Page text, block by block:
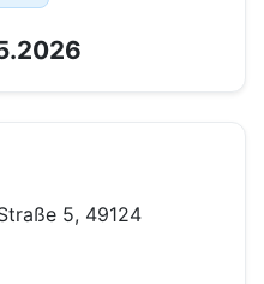
5, 49124